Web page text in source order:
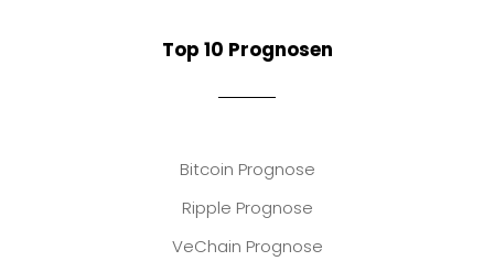
Top 10 Prognosen
Bitcoin Prognose
Ripple Prognose
VeChain Prognose